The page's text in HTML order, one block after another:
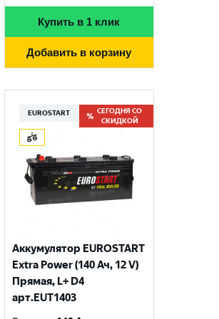
Купить в 1 клик
Добавить в корзину
EUROSTART
СЕГОДНЯ СО
СКИДКОЙ
Аккумулятор EUROSTART
Extra Power (140 Ач, 12 V)
Прямая, L+ D4
арт.EUT1403